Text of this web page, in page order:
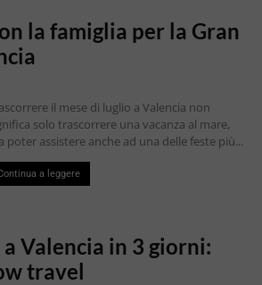
la famiglia per la Gran
il mese di luglio a Valencia non
solo trascorrere una vacanza al mare,
poter assistere anche ad una delle feste più...
a leggere
a Valencia in 3 giorni:
travel